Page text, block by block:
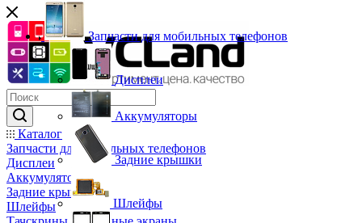
Каталог
Запчасти для мобильных телефонов
Дисплеи
Аккумуляторы
Задние крышки
Шлейфы
Запчасти для мобильных телефонов
Дисплеи
Аккумуляторы
Задние крышки
Шлейфы